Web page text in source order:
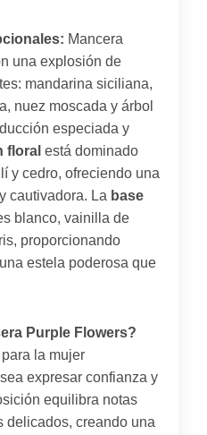
Mancera
una explosión de
mandarina siciliana,
nuez moscada y árbol
especiada y
floral está dominado
y cedro, ofreciendo una
cautivadora. La base
blanco, vainilla de
proporcionando
estela poderosa que
Purple Flowers?
la mujer
expresar confianza y
equilibra notas
delicados, creando una